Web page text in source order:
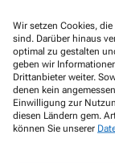
Wir setzen Cookies,
sind. Darüber hinaus
optimal zu gestalten
geben wir
Drittanbieter weiter.
denen kein
Einwilligung zur
diesen Ländern gem.
können Sie unserer
* Coupon-
31.12.2026.
gesamte